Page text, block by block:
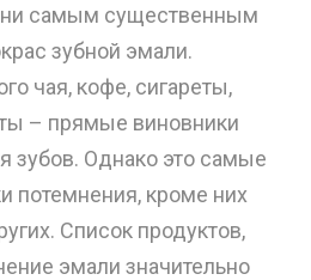
самым существенным
зубной эмали.
чая, кофе, сигареты,
– прямые виновники
зубов. Однако это самые
потемнения, кроме них
Список продуктов,
эмали значительно